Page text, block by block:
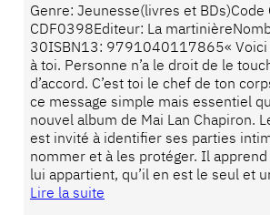
Genre: Jeunesse(livres et BDs)Code
CDF0398Editeur: La
30ISBN13: 9791040117865« Voici
à toi. Personne n’a le droit de le
d’accord. C’est toi le chef de ton
ce message simple mais essentiel
nouvel album de Mai Lan Chapiron.
est invité à identifier ses parties
nommer et à les protéger. Il
lui appartient, qu’il en est le seul et
Lire la suite